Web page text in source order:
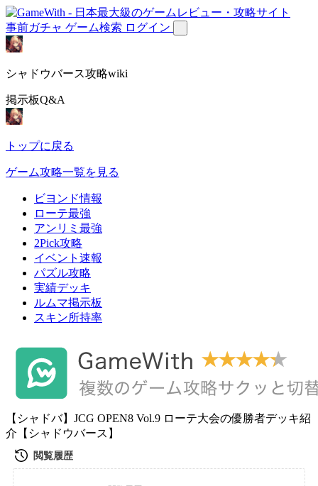
事前ガチャ ゲーム検索 ログイン
シャドウバース攻略wiki
掲示板Q&A
トップに戻る
ゲーム攻略一覧を見る
ビヨンド情報
ローテ最強
アンリミ最強
2Pick攻略
イベント速報
パズル攻略
実績デッキ
ルムマ掲示板
スキン所持率
【シャドバ】JCG OPEN8 Vol.9 ローテ大会の優勝者デッキ紹
介【シャドウバース】